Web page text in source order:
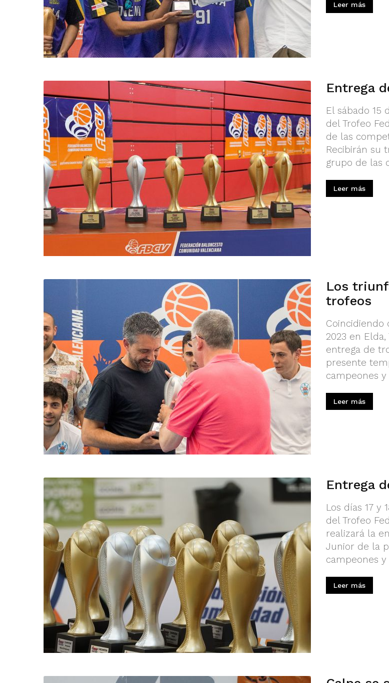
Leer más
Entrega
El sábado 15
del Trofeo
de las
Recibirán su
grupo de las
Leer más
Los
trofeos
Coincidiendo
2023 en
entrega de
presente
campeones
Leer más
Entrega
Los días 17 y
del Trofeo
realizará la
Junior de la
campeones
Leer más